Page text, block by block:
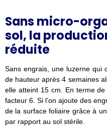
Sans micro-
sol, la
réduite
Sans engrais, une luzerne qui
de hauteur après 4 semaines
elle atteint 15 cm. En terme
facteur 6. Si l’on ajoute des
de la surface foliaire grâce à
par rapport au sol stérile.